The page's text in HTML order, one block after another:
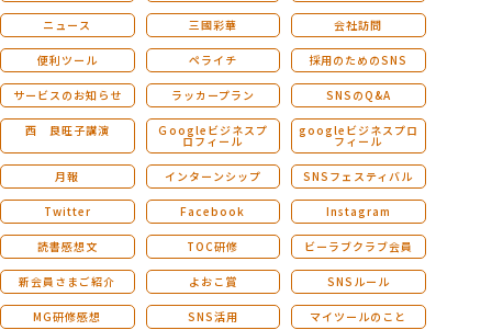
ニュース 三國彩華 会社訪問
便利ツール ペライチ 採用のためのSNS
サービスのお知らせ ラッカープラン SNSのQ&A
西 良旺子講演 Ｇoogleビジネスプ
ロフィール
googleビジネスプロ
フィール
月報 インターンシップ SNSフェスティバル
Twitter Facebook Instagram
読書感想文 TOC研修 ビーラブクラブ会員
新会員さまご紹介 よおこ賞 SNSルール
MG研修感想 SNS活用 マイツールのこと